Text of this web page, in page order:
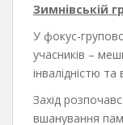
Зимнівській
У фокус-
учасників –
інвалідністю
Захід
вшанування